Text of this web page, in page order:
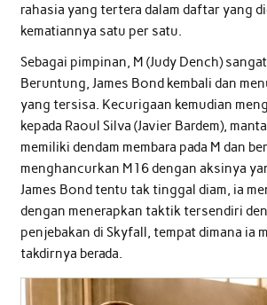
rahasia yang tertera dalam daftar yang
kematiannya satu per satu.
Sebagai pimpinan, M (Judy Dench)
Beruntung, James Bond kembali dan
yang tersisa. Kecurigaan kemudian
kepada Raoul Silva (Javier Bardem),
memiliki dendam membara pada M dan
menghancurkan M16 dengan aksinya
James Bond tentu tak tinggal diam, ia
dengan menerapkan taktik tersendiri
penjebakan di Skyfall, tempat dimana ia
takdirnya berada.